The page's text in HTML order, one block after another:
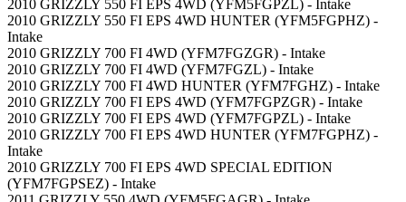
2010 GRIZZLY 550 FI EPS 4WD (YFM5FGPZL) - Intake
2010 GRIZZLY 550 FI EPS 4WD HUNTER (YFM5FGPHZ) -
Intake
2010 GRIZZLY 700 FI 4WD (YFM7FGZGR) - Intake
2010 GRIZZLY 700 FI 4WD (YFM7FGZL) - Intake
2010 GRIZZLY 700 FI 4WD HUNTER (YFM7FGHZ) - Intake
2010 GRIZZLY 700 FI EPS 4WD (YFM7FGPZGR) - Intake
2010 GRIZZLY 700 FI EPS 4WD (YFM7FGPZL) - Intake
2010 GRIZZLY 700 FI EPS 4WD HUNTER (YFM7FGPHZ) -
Intake
2010 GRIZZLY 700 FI EPS 4WD SPECIAL EDITION
(YFM7FGPSEZ) - Intake